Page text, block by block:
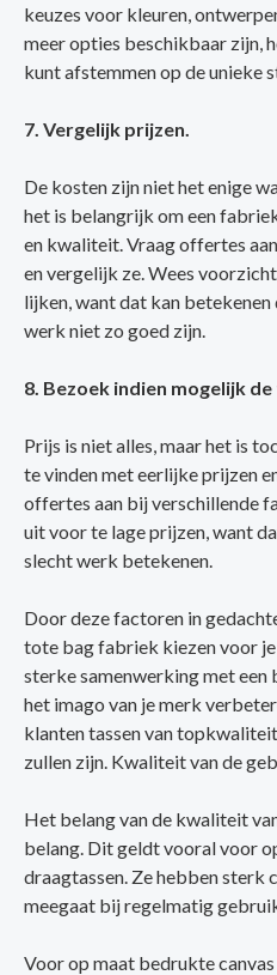
keuzes voor kleuren,
meer opties beschikbaar zijn,
kunt afstemmen op de unieke
7. Vergelijk prijzen.
De kosten zijn niet het enige
het is belangrijk om een
en kwaliteit. Vraag offertes
en vergelijk ze. Wees
lijken, want dat kan
werk niet zo goed zijn.
8. Bezoek indien mogelijk
Prijs is niet alles, maar het is
te vinden met eerlijke prijzen
offertes aan bij verschillende
uit voor te lage prijzen, want
slecht werk betekenen.
Door deze factoren in
tote bag fabriek kiezen voor
sterke samenwerking met
het imago van je merk
klanten tassen van
zullen zijn. Kwaliteit van de
Het belang van de kwaliteit
belang. Dit geldt vooral voor
draagtassen. Ze hebben sterk
meegaat bij regelmatig
Voor op maat bedrukte